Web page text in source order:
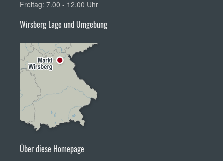
Freitag: 7.00 - 12.00 Uhr
Wirsberg Lage und Umgebung
Über diese Homepage